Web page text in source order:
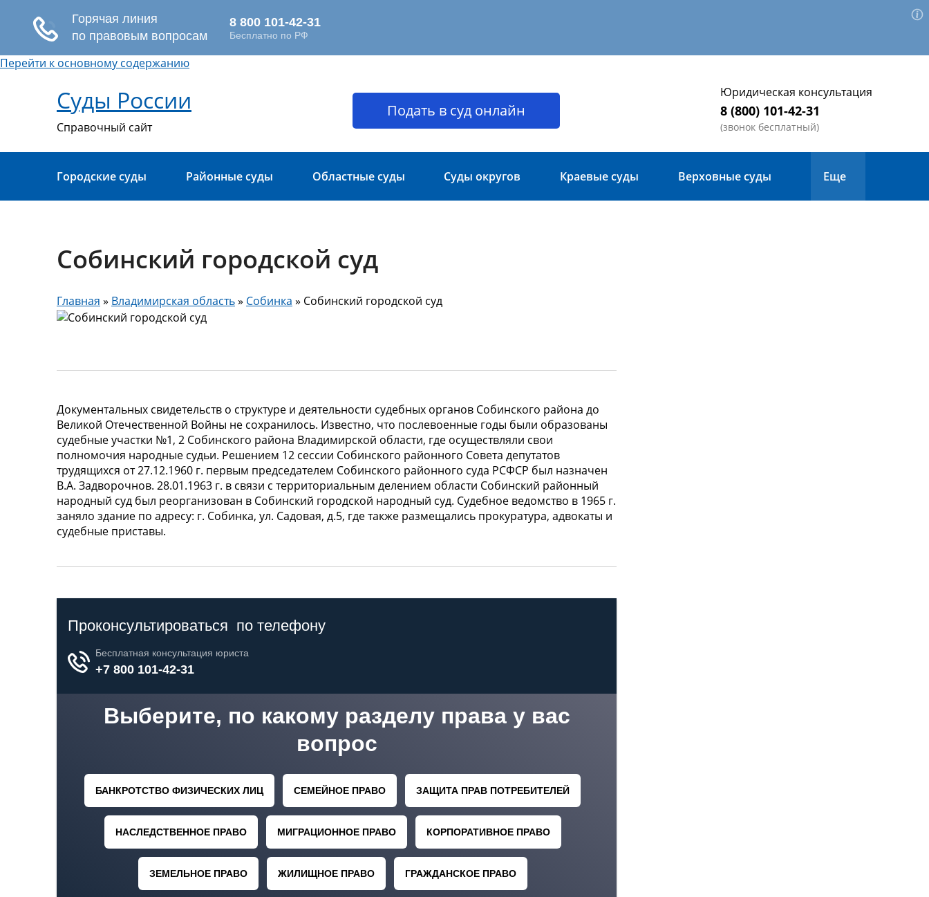
Перейти к основному содержанию
Суды России
Справочный сайт
Подать в суд онлайн
Юридическая консультация
8 (800) 101-42-31
(звонок бесплатный)
Городские суды Районные суды Областные суды Суды округов Краевые суды Верховные суды Еще
Собинский городской суд
Главная » Владимирская область» Собинка » Собинский городской суд
Документальных свидетельств о структуре и деятельности судебных органов Собинского района до
Великой Отечественной Войны не сохранилось. Известно, что послевоенные годы были образованы
судебные участки №1, 2 Собинского района Владимирской области, где осуществляли свои
полномочия народные судьи. Решением 12 сессии Собинского районного Совета депутатов
трудящихся от 27.12.1960 г. первым председателем Собинского районного суда РСФСР был назначен
В.А. Задворочнов. 28.01.1963 г. в связи с территориальным делением области Собинский районный
народный суд был реорганизован в Собинский городской народный суд. Судебное ведомство в 1965 г.
заняло здание по адресу: г. Собинка, ул. Садовая, д.5, где также размещались прокуратура, адвокаты и
судебные приставы.